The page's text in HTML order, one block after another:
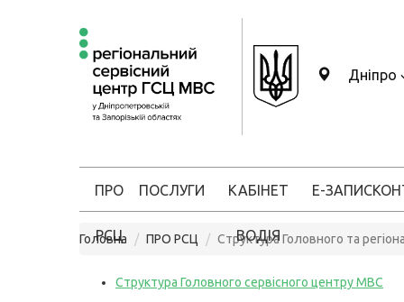
Дніпро
ПРО
РСЦ
ПОСЛУГИ КАБІНЕТ
ВОДІЯ
Е-ЗАПИС
Головна ПРО РСЦ Структура Головного та
Структура Головного сервісного центру МВС